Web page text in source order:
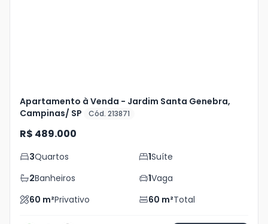
Apartamento à Venda - Jardim Santa Genebra,
Campinas/ SP
Cód. 213871
R$ 489.000
3Quartos 1Suíte
2Banheiros 1Vaga
60 m²Privativo 60 m²Total